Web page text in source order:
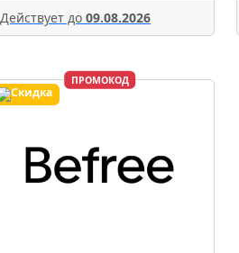
Действует до 09.08.2026
ПРОМОКОД